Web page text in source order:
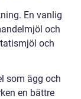
En vanlig
och
och
som ägg och
en bättre